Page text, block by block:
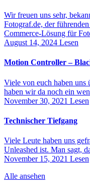
Wir freuen uns sehr,
Fotograf.de, der
Commerce-Lösung für
August 14, 2024 Lesen
Motion Controller –
Viele von euch haben
haben wir da noch ein
November 30, 2021 Lesen
Technischer Tiefgang
Viele Leute haben uns
Unleashed ist. Man sagt,
November 15, 2021 Lesen
Alle ansehen